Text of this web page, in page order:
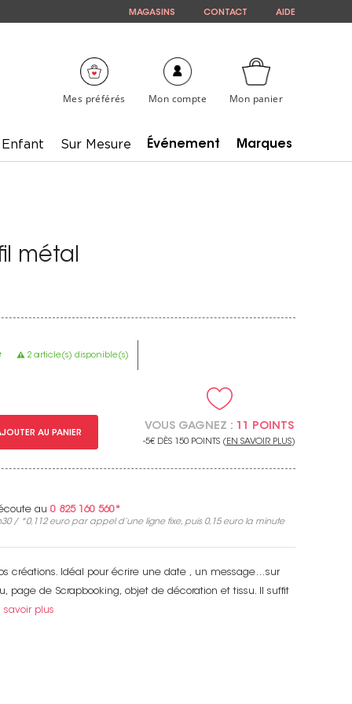
MAGASINS CONTACT AIDE
Mes préférés Mon panier
Mon compte
Enfant Sur Mesure Événement Marques
métal
2 article(s) disponible(s)
AU PANIER
VOUS GAGNEZ : 11 POINTS
-5€ DÈS 150 POINTS ( EN SAVOIR PLUS)
au 0 825 160 560*
/ *0,112 europar appel d’une ligne fixe, puis 0,15 eurola minute
créations. Idéal pour écrire une date , un message…sur
page de Scrapbooking, objet de décoration et tissu. Il suffit
savoir plus